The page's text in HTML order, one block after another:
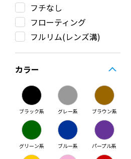
フチなし
フローティング
フルリム(レンズ溝)
カラー
ブラック系 グレー系 ブラウン系
グリーン系 ブルー系 パープル系